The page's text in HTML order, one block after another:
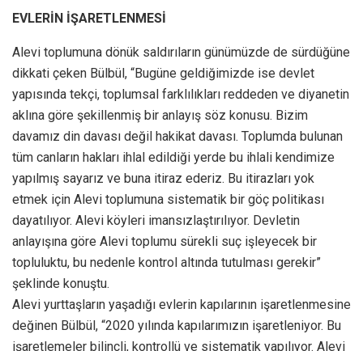
EVLERİN İŞARETLENMESİ
Alevi toplumuna dönük saldırıların günümüzde de sürdüğüne
dikkati çeken Bülbül, “Bugüne geldiğimizde ise devlet
yapısında tekçi, toplumsal farklılıkları reddeden ve diyanetin
aklına göre şekillenmiş bir anlayış söz konusu. Bizim
davamız din davası değil hakikat davası. Toplumda bulunan
tüm canların hakları ihlal edildiği yerde bu ihlali kendimize
yapılmış sayarız ve buna itiraz ederiz. Bu itirazları yok
etmek için Alevi toplumuna sistematik bir göç politikası
dayatılıyor. Alevi köyleri imansızlaştırılıyor. Devletin
anlayışına göre Alevi toplumu sürekli suç işleyecek bir
topluluktu, bu nedenle kontrol altında tutulması gerekir”
şeklinde konuştu.
Alevi yurttaşların yaşadığı evlerin kapılarının işaretlenmesine
değinen Bülbül, “2020 yılında kapılarımızın işaretleniyor. Bu
işaretlemeler bilinçli, kontrollü ve sistematik yapılıyor. Alevi